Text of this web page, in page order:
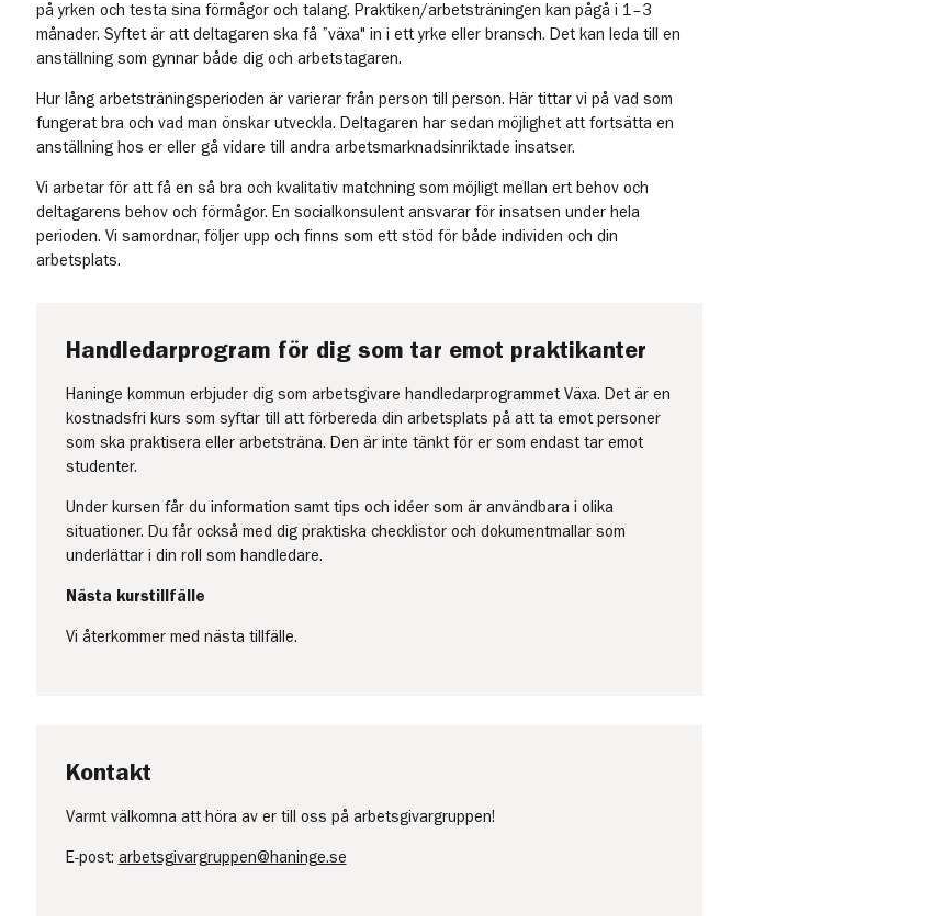
på yrken och testa sina förmågor och talang. Praktiken/arbetsträningen kan pågå i 1–3
månader. Syftet är att deltagaren ska få ”växa" in i ett yrke eller bransch. Det kan leda till en
anställning som gynnar både dig och arbetstagaren.
Hur lång arbetsträningsperioden är varierar från person till person. Här tittar vi på vad som
fungerat bra och vad man önskar utveckla. Deltagaren har sedan möjlighet att fortsätta en
anställning hos er eller gå vidare till andra arbetsmarknadsinriktade insatser.
Vi arbetar för att få en så bra och kvalitativ matchning som möjligt mellan ert behov och
deltagarens behov och förmågor. En socialkonsulent ansvarar för insatsen under hela
perioden. Vi samordnar, följer upp och finns som ett stöd för både individen och din
arbetsplats.
Handledarprogram för dig som tar emot praktikanter
Haninge kommun erbjuder dig som arbetsgivare handledarprogrammet Växa. Det är en
kostnadsfri kurs som syftar till att förbereda din arbetsplats på att ta emot personer
som ska praktisera eller arbetsträna. Den är inte tänkt för er som endast tar emot
studenter.
Under kursen får du information samt tips och idéer som är användbara i olika
situationer. Du får också med dig praktiska checklistor och dokumentmallar som
underlättar i din roll som handledare.
Nästa kurstillfälle
Vi återkommer med nästa tillfälle.
Kontakt
Varmt välkomna att höra av er till oss på arbetsgivargruppen!
E-post: arbetsgivargruppen@haninge.se